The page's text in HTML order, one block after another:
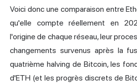
Voici donc une comparaison entre
qu'elle compte réellement en
l'origine de chaque réseau, leur
changements survenus après la
quatrième halving de Bitcoin, les
d'ETH (et les progrès discrets de